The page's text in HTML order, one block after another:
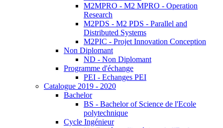
M2MPRO - M2 MPRO - Operation
Research
M2PDS - M2 PDS - Parallel and
Distributed Systems
M2PIC - Projet Innovation Conception
Non Diplomant
ND - Non Diplomant
Programme d'échange
PEI - Echanges PEI
Catalogue 2019 - 2020
Bachelor
BS - Bachelor of Science de l'Ecole
polytechnique
Cycle Ingénieur